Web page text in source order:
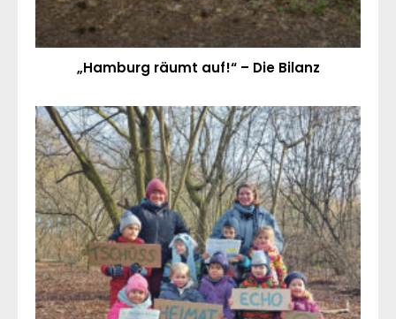
„Hamburg räumt auf!“ – Die Bilanz